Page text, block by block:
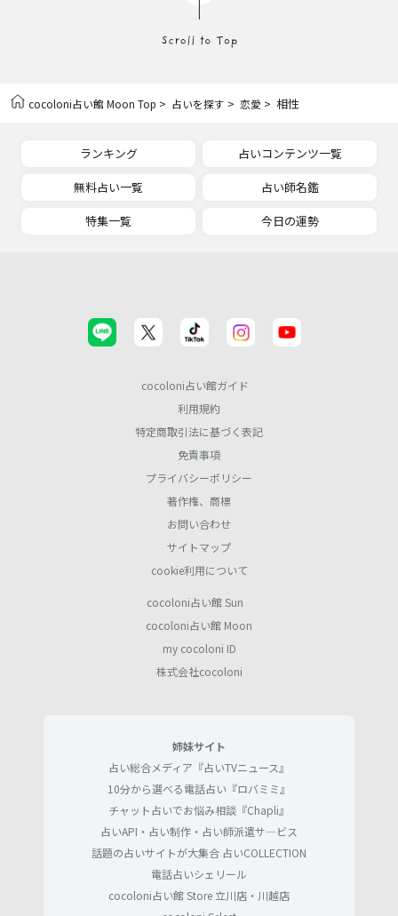
cocoloni占い館 Moon Top > 占いを探す > 恋愛 > 相性
ランキング
占いコンテンツ一覧
無料占い一覧
占い師名鑑
特集一覧
今日の運勢
cocoloni占い館ガイド
利用規約
特定商取引法に基づく表記
免責事項
プライバシーポリシー
著作権、商標
お問い合わせ
サイトマップ
cookie利用について
cocoloni占い館 Sun
cocoloni占い館 Moon
my cocoloni ID
株式会社cocoloni
姉妹サイト
占い総合メディア『占いTVニュース』
10分から選べる電話占い『ロバミミ』
チャット占いでお悩み相談『Chapli』
占いAPI・占い制作・占い師派遣サ―ビス
話題の占いサイトが大集合 占いCOLLECTION
電話占いシェリール
cocoloni占い館 Store 立川店・川越店